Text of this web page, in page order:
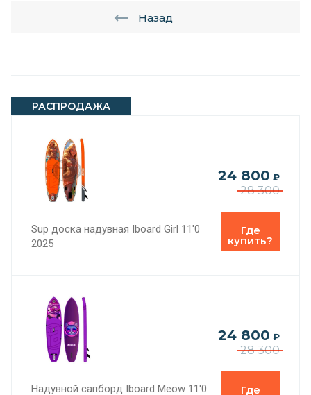
РАСПРОДАЖА
28 300
24 800 ₽
Sup доска надувная Iboard Girl 11'0
2025
Где
купить?
28 300
24 800 ₽
Надувной сапборд Iboard Meow 11'0
Где
Назад